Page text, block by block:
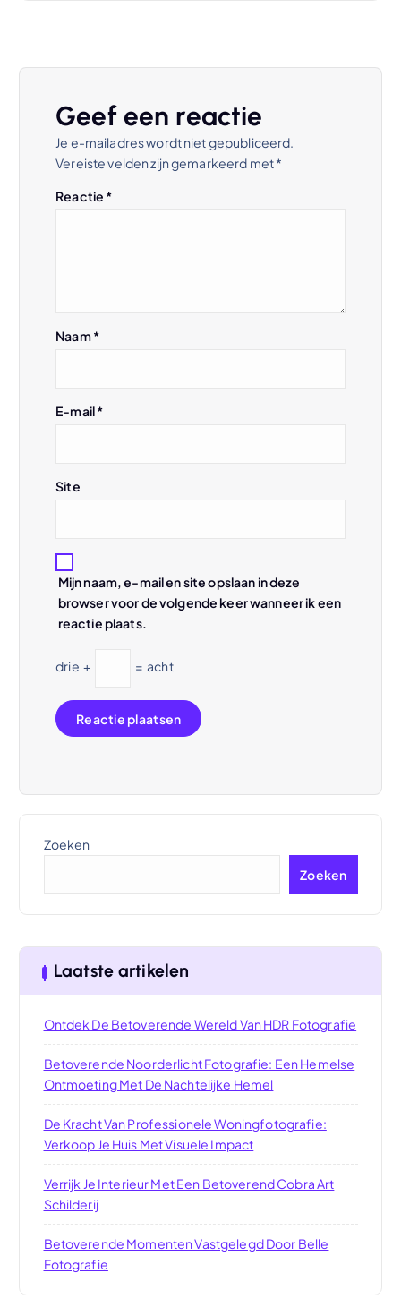
Geef een reactie
Je e-mailadres wordt niet gepubliceerd.
Vereiste velden zijn gemarkeerd met*
Reactie *
Naam*
E-mail*
Site
Mijn naam, e-mail en site opslaan in deze
browser voor de volgende keer wanneer ik een
reactie plaats.
drie + = acht
Zoeken
Zoeken
Laatste artikelen
Ontdek De Betoverende Wereld Van HDR Fotografie
Betoverende Noorderlicht Fotografie: Een Hemelse
Ontmoeting Met De Nachtelijke Hemel
De Kracht Van Professionele Woningfotografie:
Verkoop Je Huis Met Visuele Impact
Verrijk Je Interieur Met Een Betoverend Cobra Art
Schilderij
Betoverende Momenten Vastgelegd Door Belle
Fotografie